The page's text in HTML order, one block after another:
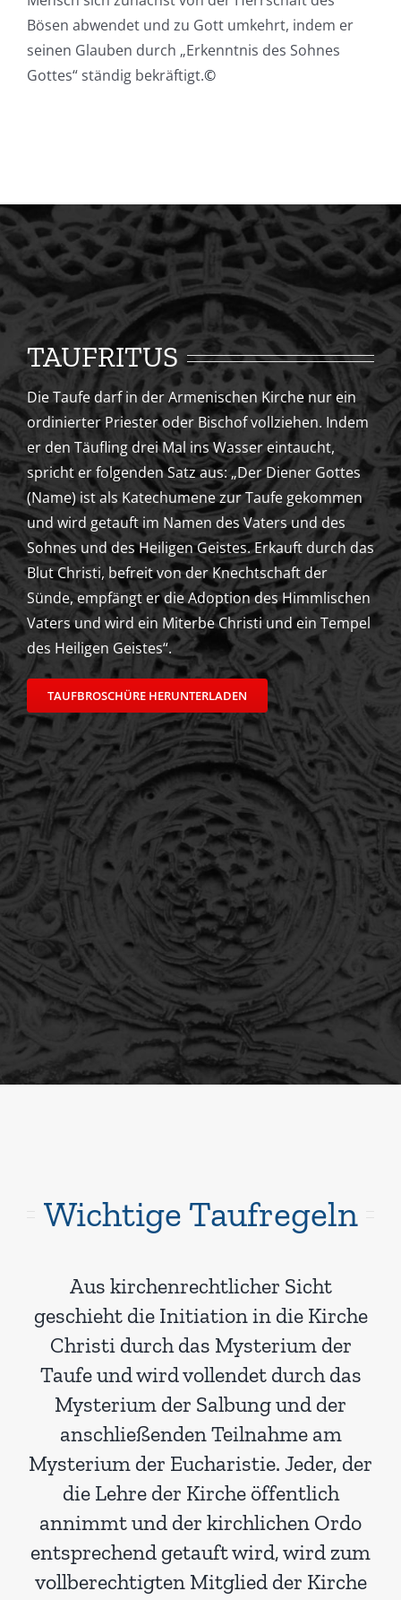
Bösen abwendet und zu Gott umkehrt, indem er
seinen Glauben durch „Erkenntnis des Sohnes
Gottes“ ständig bekräftigt.©
TAUFRITUS
Die Taufe darf in der Armenischen Kirche nur ein
ordinierter Priester oder Bischof vollziehen. Indem
er den Täufling drei Mal ins Wasser eintaucht,
spricht er folgenden Satz aus: „Der Diener Gottes
(Name) ist als Katechumene zur Taufe gekommen
und wird getauft im Namen des Vaters und des
Sohnes und des Heiligen Geistes. Erkauft durch das
Blut Christi, befreit von der Knechtschaft der
Sünde, empfängt er die Adoption des Himmlischen
Vaters und wird ein Miterbe Christi und ein Tempel
des Heiligen Geistes“.
TAUFBROSCHÜRE HERUNTERLADEN
Wichtige Taufregeln
Aus kirchenrechtlicher Sicht
geschieht die Initiation in die Kirche
Christi durch das Mysterium der
Taufe und wird vollendet durch das
Mysterium der Salbung und der
anschließenden Teilnahme am
Mysterium der Eucharistie. Jeder, der
die Lehre der Kirche öffentlich
annimmt und der kirchlichen Ordo
entsprechend getauft wird, wird zum
vollberechtigten Mitglied der Kirche